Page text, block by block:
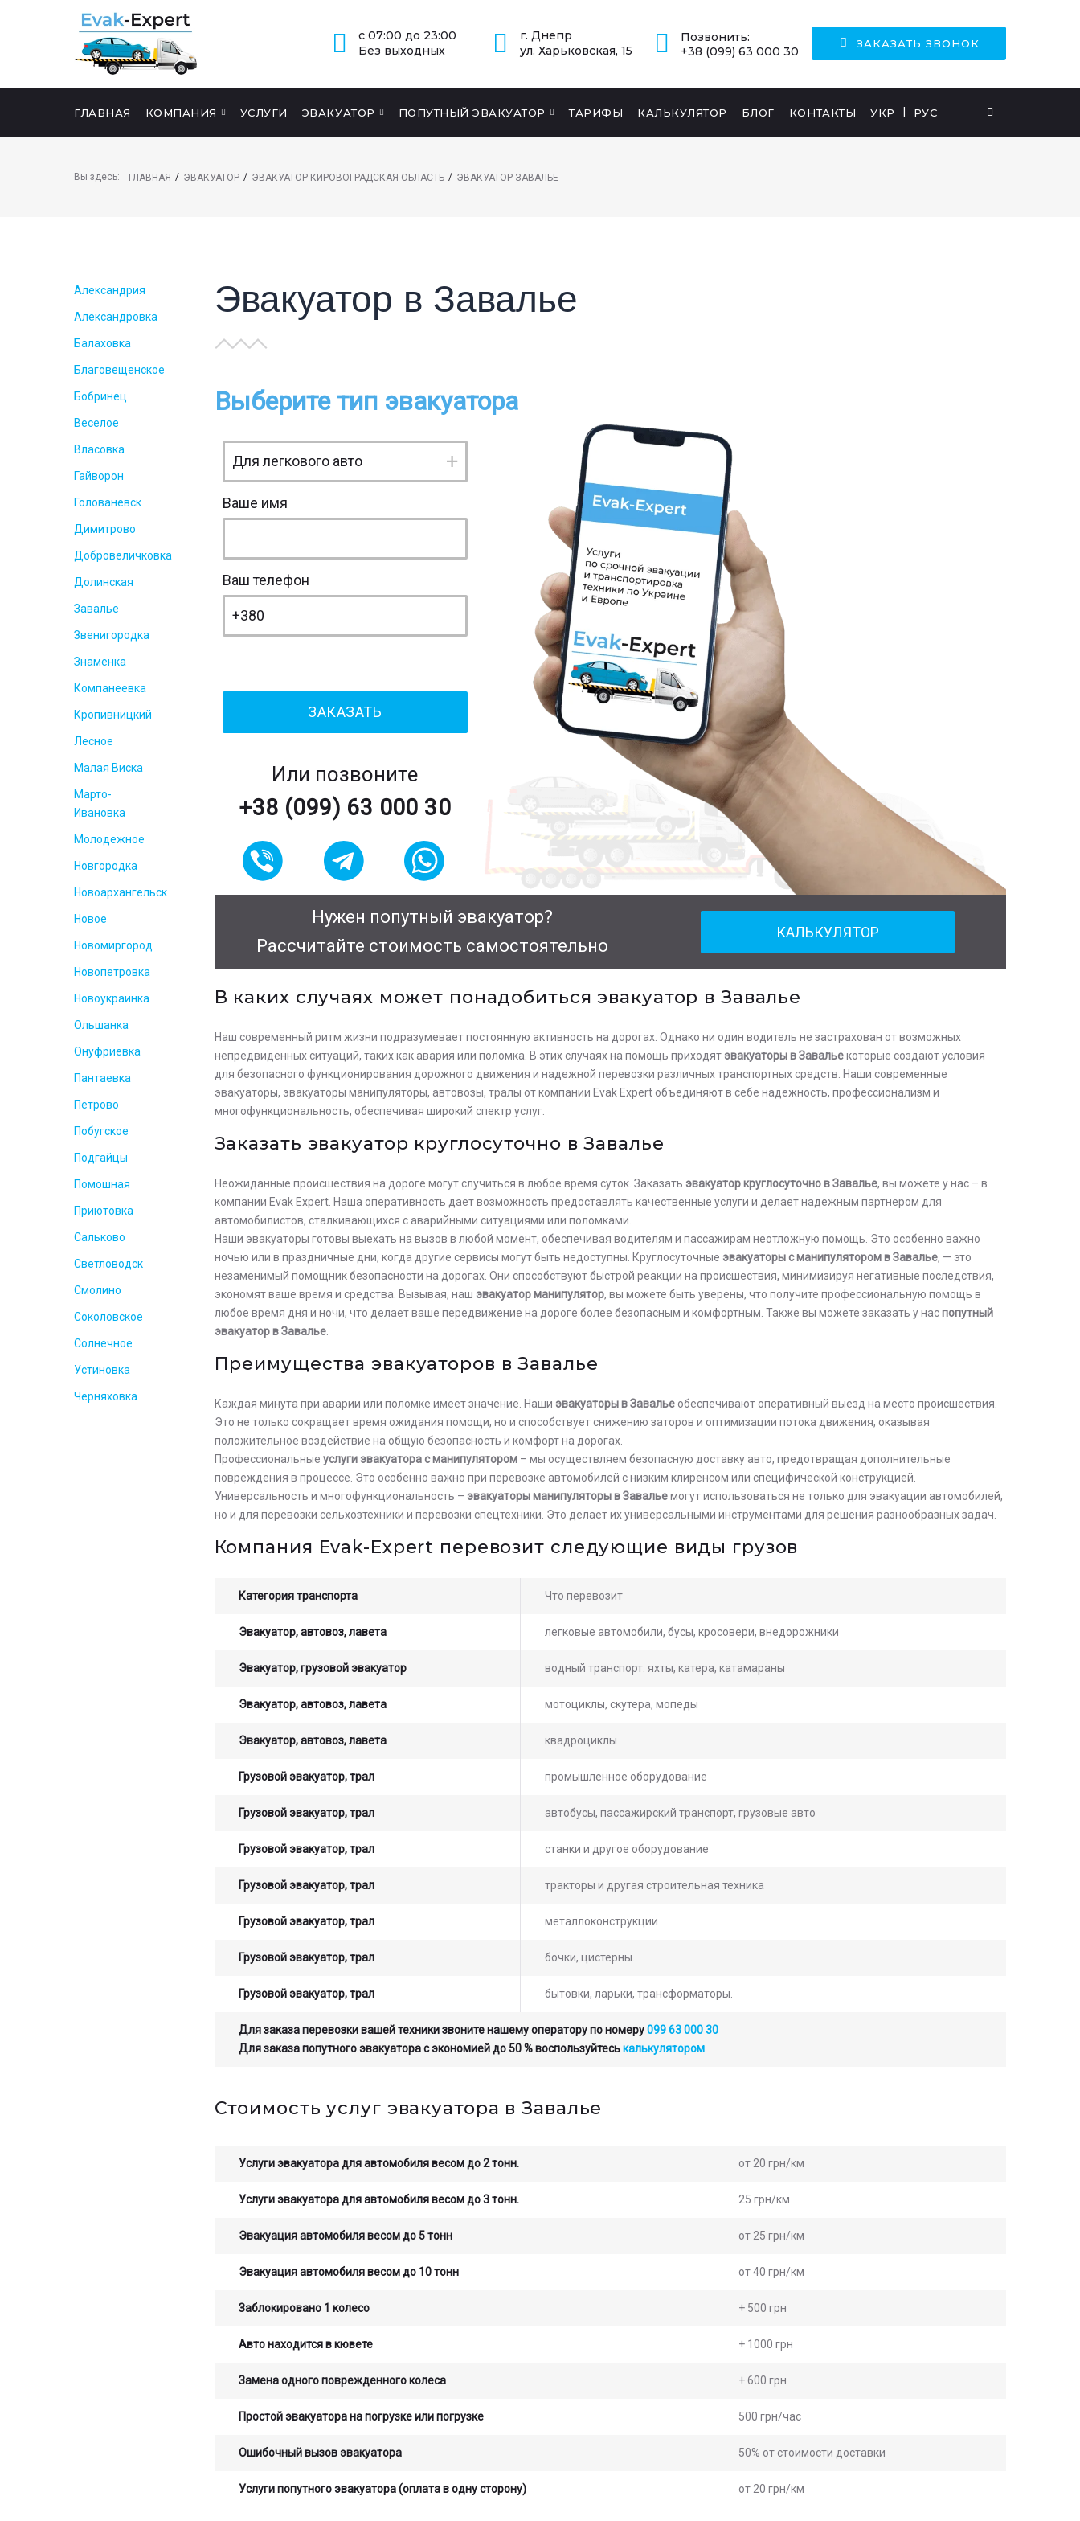
с 07:00 до 23:00
Без выходных
г. Днепр
ул. Харьковская, 15
Позвонить:
+38 (099) 63 000 30
ЗАКАЗАТЬ ЗВОНОК
ГЛАВНАЯ КОМПАНИЯ УСЛУГИ ЭВАКУАТОР ПОПУТНЫЙ ЭВАКУАТОР ТАРИФЫ КАЛЬКУЛЯТОР БЛОГ КОНТАКТЫ УКР РУС
Вы здесь: ГЛАВНАЯ / ЭВАКУАТОР / ЭВАКУАТОР КИРОВОГРАДСКАЯ ОБЛАСТЬ / ЭВАКУАТОР ЗАВАЛЬЕ
Александрия
Александровка
Балаховка
Благовещенское
Бобринец
Веселое
Власовка
Гайворон
Голованевск
Димитрово
Добровеличковка
Долинская
Завалье
Звенигородка
Знаменка
Компанеевка
Кропивницкий
Лесное
Малая Виска
Марто-
Ивановка
Молодежное
Новгородка
Новоархангельск
Новое
Новомиргород
Новопетровка
Новоукраинка
Ольшанка
Онуфриевка
Пантаевка
Петрово
Побугское
Подгайцы
Помошная
Приютовка
Сальково
Светловодск
Смолино
Соколовское
Солнечное
Устиновка
Черняховка
Эвакуатор в Завалье
Выберите тип эвакуатора
Ваше имя
Ваш телефон
Или позвоните
+38 (099) 63 000 30
Нужен попутный эвакуатор?
Рассчитайте стоимость самостоятельно
КАЛЬКУЛЯТОР
В каких случаях может понадобиться эвакуатор в Завалье
Наш современный ритм жизни подразумевает постоянную активность на дорогах. Однако ни один водитель не застрахован от возможных
непредвиденных ситуаций, таких как авария или поломка. В этих случаях на помощь приходят эвакуаторы в Завальекоторые создают условия
для безопасного функционирования дорожного движения и надежной перевозки различных транспортных средств. Наши современные
эвакуаторы, эвакуаторы манипуляторы, автовозы, тралы от компании Evak Expert объединяют в себе надежность, профессионализм и
многофункциональность, обеспечивая широкий спектр услуг.
Заказать эвакуатор круглосуточно в Завалье
Неожиданные происшествия на дороге могут случиться в любое время суток. Заказать эвакуатор круглосуточно в Завалье, вы можете у нас – в
компании Evak Expert. Наша оперативность дает возможность предоставлять качественные услуги и делает надежным партнером для
автомобилистов, сталкивающихся с аварийными ситуациями или поломками.
Наши эвакуаторы готовы выехать на вызов в любой момент, обеспечивая водителям и пассажирам неотложную помощь. Это особенно важно
ночью или в праздничные дни, когда другие сервисы могут быть недоступны. Круглосуточные эвакуаторы с манипулятором в Завалье, — это
незаменимый помощник безопасности на дорогах. Они способствуют быстрой реакции на происшествия, минимизируя негативные последствия,
экономят ваше время и средства. Вызывая, наш эвакуатор манипулятор, вы можете быть уверены, что получите профессиональную помощь в
любое время дня и ночи, что делает ваше передвижение на дороге более безопасным и комфортным. Также вы можете заказать у наспопутный
эвакуатор в Завалье.
Преимущества эвакуаторов в Завалье
Каждая минута при аварии или поломке имеет значение. Наши эвакуаторы в Завальеобеспечивают оперативный выезд на место происшествия.
Это не только сокращает время ожидания помощи, но и способствует снижению заторов и оптимизации потока движения, оказывая
положительное воздействие на общую безопасность и комфорт на дорогах.
Профессиональные услуги эвакуатора с манипулятором– мы осуществляем безопасную доставку авто, предотвращая дополнительные
повреждения в процессе. Это особенно важно при перевозке автомобилей с низким клиренсом или специфической конструкцией.
Универсальность и многофункциональность – эвакуаторы манипуляторы в Завальемогут использоваться не только для эвакуации автомобилей,
но и для перевозки сельхозтехники и перевозки спецтехники. Это делает их универсальными инструментами для решения разнообразных задач.
Компания Evak-Expert перевозит следующие виды грузов
Категория транспорта Что перевозит
Эвакуатор, автовоз, лавета легковые автомобили, бусы, кросовери, внедорожники
Эвакуатор, грузовой эвакуатор водный транспорт: яхты, катера, катамараны
Эвакуатор, автовоз, лавета мотоциклы, скутера, мопеды
Эвакуатор, автовоз, лавета квадроциклы
Грузовой эвакуатор, трал промышленное оборудование
Грузовой эвакуатор, трал автобусы, пассажирский транспорт, грузовые авто
Грузовой эвакуатор, трал станки и другое оборудование
Грузовой эвакуатор, трал тракторы и другая строительная техника
Грузовой эвакуатор, трал металлоконструкции
Грузовой эвакуатор, трал бочки, цистерны.
Грузовой эвакуатор, трал бытовки, ларьки, трансформаторы.
Для заказа перевозки вашей техники звоните нашему оператору по номеру099 63 000 30
Для заказа попутного эвакуатора с экономией до 50 % воспользуйтеськалькулятором
Стоимость услуг эвакуатора в Завалье
Услуги эвакуатора для автомобиля весом до 2 тонн. от 20 грн/км
Услуги эвакуатора для автомобиля весом до 3 тонн. 25 грн/км
Эвакуация автомобиля весом до 5 тонн от 25 грн/км
Эвакуация автомобиля весом до 10 тонн от 40 грн/км
Заблокировано 1 колесо + 500 грн
Авто находится в кювете + 1000 грн
Замена одного поврежденного колеса + 600 грн
Простой эвакуатора на погрузке или погрузке 500 грн/час
Ошибочный вызов эвакуатора 50% от стоимости доставки
Услуги попутного эвакуатора (оплата в одну сторону) от 20 грн/км
стоимости услуг с нашим
оператором
ПОИСК НА САЙТЕ